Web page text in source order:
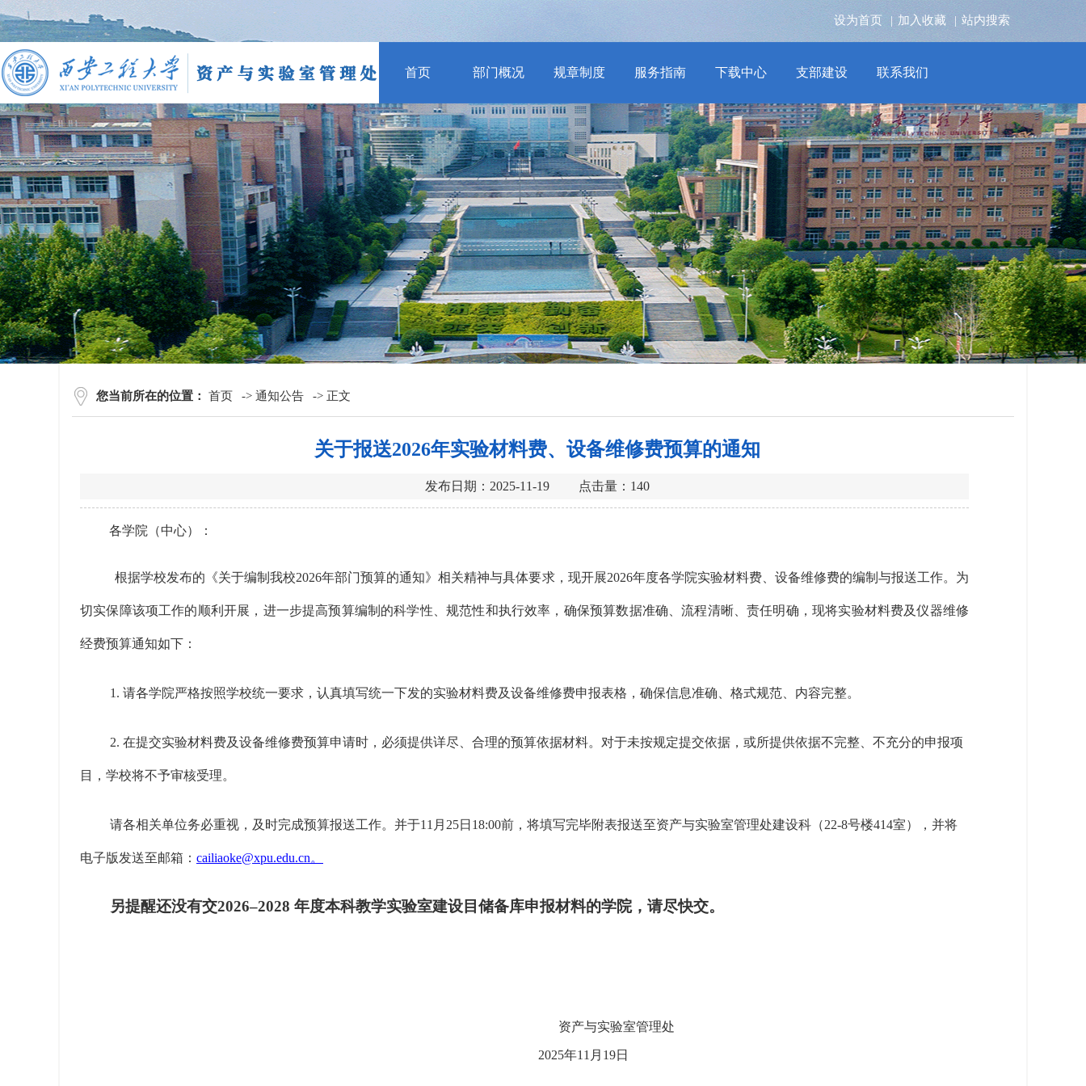
设为首页 | 加入收藏 | 站内搜索
首页 部门概况 规章制度 服务指南 下载中心 支部建设 联系我们
您当前所在的位置： 首页 -> 通知公告 -> 正文
关于报送2026年实验材料费、设备维修费预算的通知
发布日期：2025-11-19 点击量： 140
各学院（中心）：
根据学校发布的《关于编制我校2026年部门预算的通知》相关精神与具体要求，现开展2026年度各学院实验材料费、设备维修费的编制与报送工作。为
切实保障该项工作的顺利开展，进一步提高预算编制的科学性、规范性和执行效率，确保预算数据准确、流程清晰、责任明确，现将实验材料费及仪器维修
经费预算通知如下：
1. 请各学院严格按照学校统一要求，认真填写统一下发的实验材料费及设备维修费申报表格，确保信息准确、格式规范、内容完整。
2. 在提交实验材料费及设备维修费预算申请时，必须提供详尽、合理的预算依据材料。对于未按规定提交依据，或所提供依据不完整、不充分的申报项
目，学校将不予审核受理。
请各相关单位务必重视，及时完成预算报送工作。并于11月25日18:00前，将填写完毕附表报送至资产与实验室管理处建设科（22-8号楼414室），并将
电子版发送至邮箱： cailiaoke@xpu.edu.cn。
另提醒还没有交2026–2028 年度本科教学实验室建设目储备库申报材料的学院，请尽快交。
资产与实验室管理处
2025年11月19日